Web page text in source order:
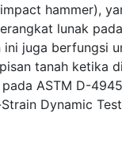
hammer),
lunak
ini juga berfungsi
tanah ketika
ASTM D-
Dynamic